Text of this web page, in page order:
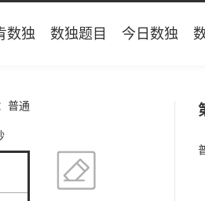
数独 数独题目 今日数独
普通